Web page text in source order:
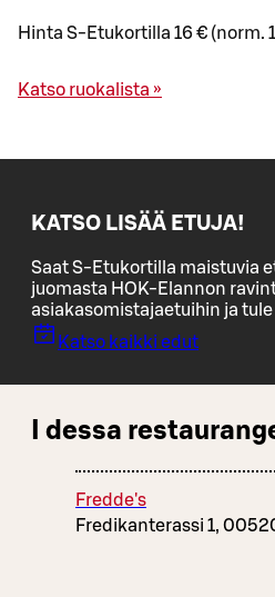
Hinta S-Etukortilla 16 € (norm.
Katso ruokalista »
KATSO LISÄÄ ETUJA!
Saat S-Etukortilla maistuvia
juomasta HOK-Elannon
asiakasomistajaetuihin ja
Katso kaikki edut
I dessa
Fredde's
Fredikanterassi 1,